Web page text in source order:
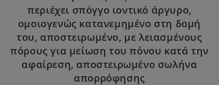
περιέχει σπόγγο ιοντικό άργυρο,
ομοιογενώς κατανεμημένο στη δομή
του, αποστειρωμένο, με λειασμένους
πόρους για μείωση του πόνου κατά την
αφαίρεση, αποστειρωμένο σωλήνα
απορρόφησης